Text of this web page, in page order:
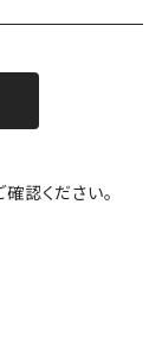
認ください。